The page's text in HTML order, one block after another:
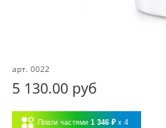
арт. 0022
5 130.00 руб
Плати частями 1 346 ₽ x 4